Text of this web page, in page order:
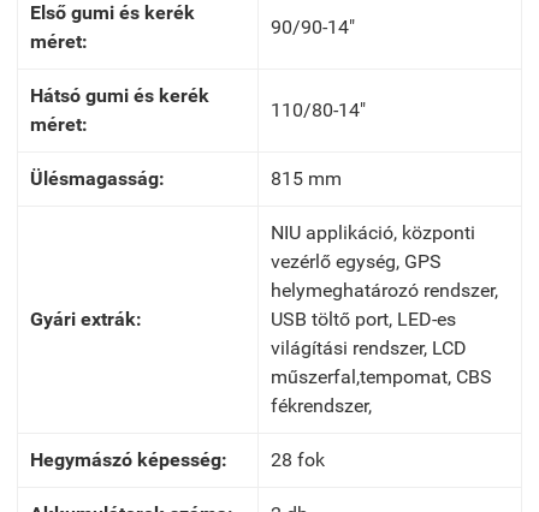
Első gumi és kerék
méret:
90/90-14"
Hátsó gumi és kerék
méret:
110/80-14"
Ülésmagasság: 815 mm
Gyári extrák:
NIU applikáció, központi
vezérlő egység, GPS
helymeghatározó rendszer,
USB töltő port, LED-es
világítási rendszer, LCD
műszerfal,tempomat, CBS
fékrendszer,
Hegymászó képesség: 28 fok